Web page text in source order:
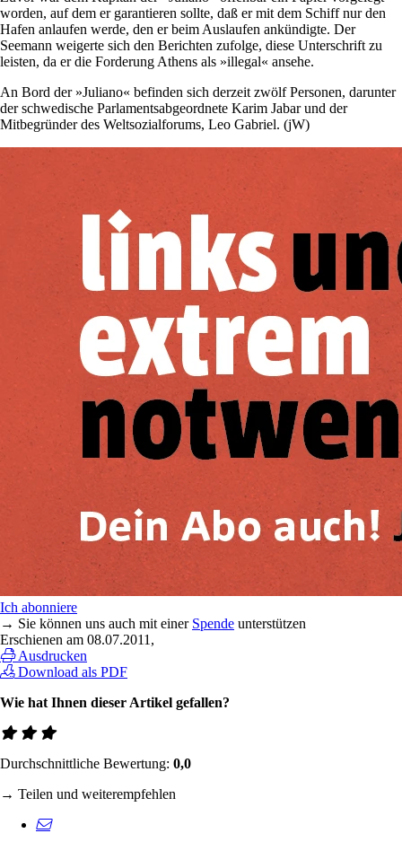
worden, auf dem er garantieren sollte, daß er mit dem Schiff nur den
Hafen anlaufen werde, den er beim Auslaufen ankündigte. Der
Seemann weigerte sich den Berichten zufolge, diese Unterschrift zu
leisten, da er die Forderung Athens als »illegal« ansehe.
An Bord der »Juliano« befinden sich derzeit zwölf Personen, darunter
der schwedische Parlamentsabgeordnete Karim Jabar und der
Mitbegründer des Weltsozialforums, Leo Gabriel. (jW)
Ich abonniere
→ Sie können uns auch mit einer Spende unterstützen
Erschienen am 08.07.2011 ,
Ausdrucken
Download als PDF
Wie hat Ihnen dieser Artikel gefallen?
Durchschnittliche Bewertung: 0,0
→ Teilen und weiterempfehlen